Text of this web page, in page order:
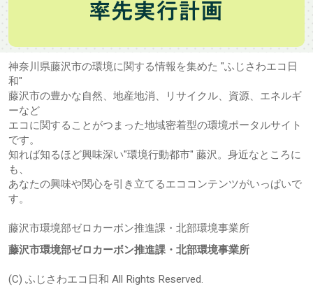
神奈川県藤沢市の環境に関する情報を集めた "ふじさわエコ日
和"
藤沢市の豊かな自然、地産地消、リサイクル、資源、エネルギ
ーなど
エコに関することがつまった地域密着型の環境ポータルサイト
です。
知れば知るほど興味深い"環境行動都市" 藤沢。身近なところに
も、
あなたの興味や関心を引き立てるエココンテンツがいっぱいで
す。
藤沢市環境部ゼロカーボン推進課・北部環境事業所
藤沢市環境部ゼロカーボン推進課・北部環境事業所
(C) ふじさわエコ日和 All Rights Reserved.